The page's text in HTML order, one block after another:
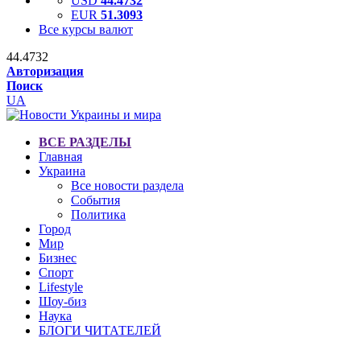
EUR 51.3093
Все курсы валют
44.4732
Авторизация
Поиск
UA
ВСЕ РАЗДЕЛЫ
Главная
Украина
Все новости раздела
События
Политика
Город
Мир
Бизнес
Спорт
Lifestyle
Шоу-биз
Наука
БЛОГИ ЧИТАТЕЛЕЙ